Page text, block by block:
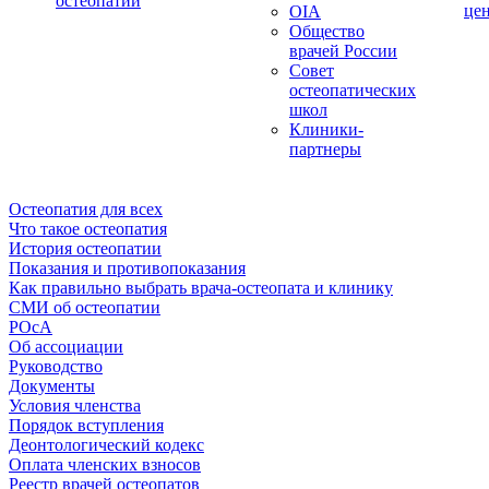
OIA
Общество
врачей России
Совет
остеопатических
школ
Клиники-
партнеры
Остеопатия для всех
Что такое остеопатия
История остеопатии
Показания и противопоказания
Как правильно выбрать врача-остеопата и клинику
СМИ об остеопатии
РОсА
Об ассоциации
Руководство
Документы
Условия членства
Порядок вступления
Деонтологический кодекс
Оплата членских взносов
Реестр врачей остеопатов